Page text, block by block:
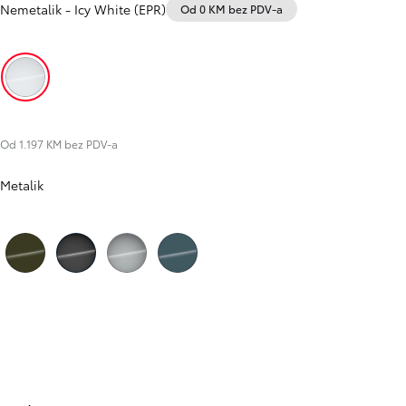
Nemetalik - Icy White (EPR) Od 0 KM bez PDV-a
Icy White (EPR)
Od 1.197 KM bez PDV-a
Metalik